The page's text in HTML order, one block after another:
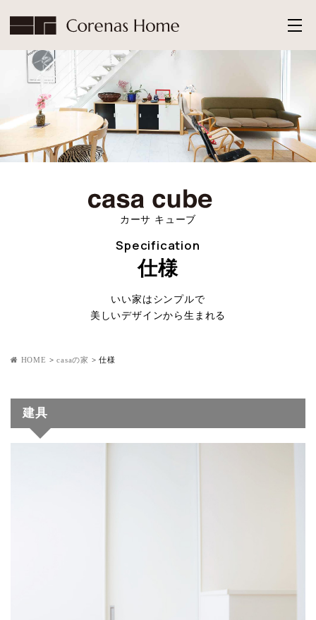
カーサ キューブ
Specification
仕様
いい家はシンプルで
美しいデザインから生まれる
HOME >casaの家 >仕様
建具